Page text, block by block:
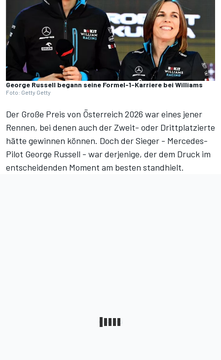
George Russell begann seine Formel-1-Karriere bei Williams
Foto: Getty Getty
Der Große Preis von Österreich 2026 war eines jener
Rennen, bei denen auch der Zweit- oder Drittplatzierte
hätte gewinnen können. Doch der Sieger - Mercedes-
Pilot George Russell - war derjenige, der dem Druck im
entscheidenden Moment am besten standhielt.